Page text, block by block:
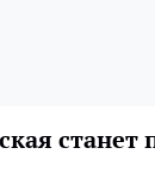
станет